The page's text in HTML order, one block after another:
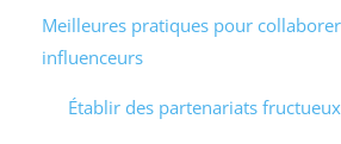
Meilleures pratiques pour
influenceurs
Établir des partenariats fructueux